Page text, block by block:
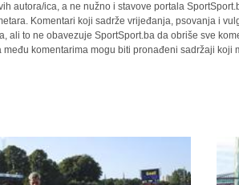
autora/ica, a ne nužno i stavove portala
Komentari koji sadrže vrijeđanja, psovanja i
ali to ne obavezuje SportSport.ba da obriše sve
komentarima mogu biti pronađeni sadržaji koji